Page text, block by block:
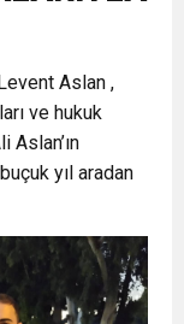
Aslan ,
ve hukuk
yıl aradan